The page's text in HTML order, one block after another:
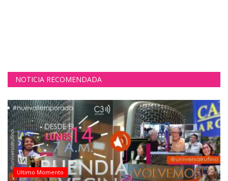
NOTICIA RECOMENDADA
Ultimo Momento